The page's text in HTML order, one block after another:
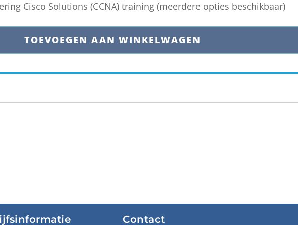
Cisco Solutions (CCNA) training (meerdere opties beschikbaar)
TOEVOEGEN AAN WINKELWAGEN
Contact